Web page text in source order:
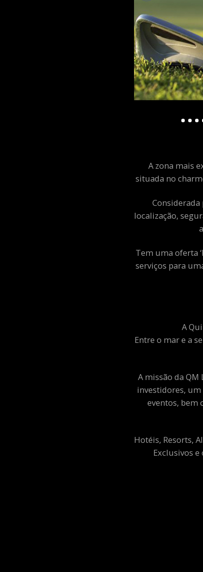
A zona mais
situada no
localização,
Tem uma oferta
serviços para
A
Entre o mar e a
A missão da QM
investidores, um
eventos, bem
Hotéis, Resorts,
Exclusivos